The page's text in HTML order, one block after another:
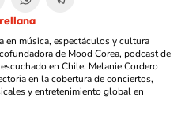
en música, espectáculos y cultura
de Mood Corea, podcast de
en Chile. Melanie Cordero
en la cobertura de conciertos,
y entretenimiento global en